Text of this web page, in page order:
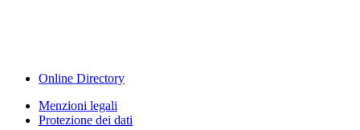
Online Directory
Menzioni legali
Protezione dei dati